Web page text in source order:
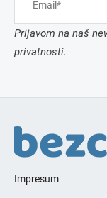
Prijavom na naš
privatnosti.
Impresum